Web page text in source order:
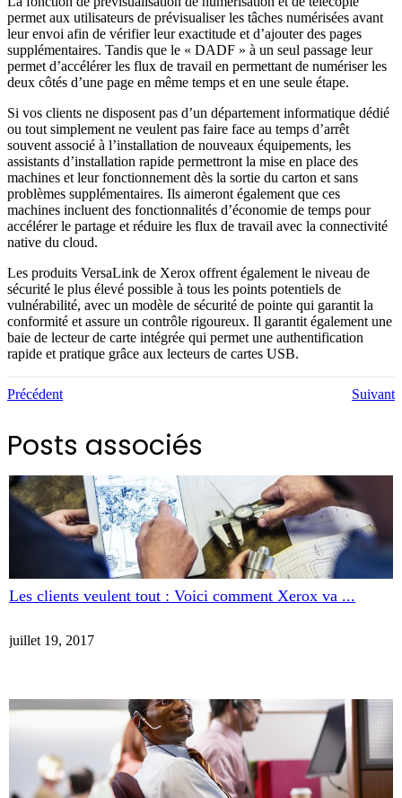
permet aux utilisateurs de prévisualiser les tâches numérisées avant
leur envoi afin de vérifier leur exactitude et d’ajouter des pages
supplémentaires. Tandis que le « DADF » à un seul passage leur
permet d’accélérer les flux de travail en permettant de numériser les
deux côtés d’une page en même temps et en une seule étape.
Si vos clients ne disposent pas d’un département informatique dédié
ou tout simplement ne veulent pas faire face au temps d’arrêt
souvent associé à l’installation de nouveaux équipements, les
assistants d’installation rapide permettront la mise en place des
machines et leur fonctionnement dès la sortie du carton et sans
problèmes supplémentaires. Ils aimeront également que ces
machines incluent des fonctionnalités d’économie de temps pour
accélérer le partage et réduire les flux de travail avec la connectivité
native du cloud.
Les produits VersaLink de Xerox offrent également le niveau de
sécurité le plus élevé possible à tous les points potentiels de
vulnérabilité, avec un modèle de sécurité de pointe qui garantit la
conformité et assure un contrôle rigoureux. Il garantit également une
baie de lecteur de carte intégrée qui permet une authentification
rapide et pratique grâce aux lecteurs de cartes USB.
Précédent Suivant
Posts associés
Les clients veulent tout : Voici comment Xerox va ...
juillet 19, 2017